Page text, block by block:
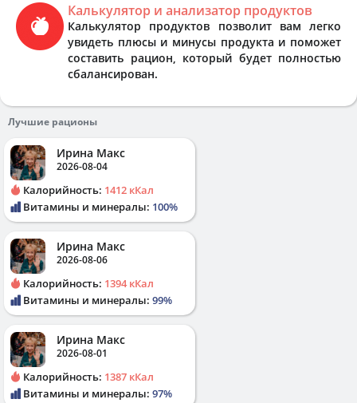
Калькулятор и анализатор продуктов
Калькулятор продуктов позволит вам легко
увидеть плюсы и минусы продукта и поможет
составить рацион, который будет полностью
сбалансирован.
Лучшие рационы
Ирина Макс
2026-08-04
Калорийность: 1412 кКал
Витамины и минералы: 100%
Ирина Макс
2026-08-06
Калорийность: 1394 кКал
Витамины и минералы: 99%
Ирина Макс
2026-08-01
Калорийность: 1387 кКал
Витамины и минералы: 97%